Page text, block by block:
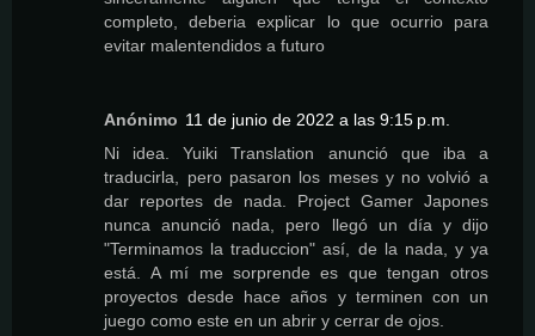
completo, deberia explicar lo que ocurrio para
evitar malentendidos a futuro
Anónimo 11 de junio de 2022 a las 9:15 p.m.
Ni idea. Yuiki Translation anunció que iba a
traducirla, pero pasaron los meses y no volvió a
dar reportes de nada. Project Gamer Japones
nunca anunció nada, pero llegó un día y dijo
"Terminamos la traduccion" así, de la nada, y ya
está. A mí me sorprende es que tengan otros
proyectos desde hace años y terminen con un
juego como este en un abrir y cerrar de ojos.